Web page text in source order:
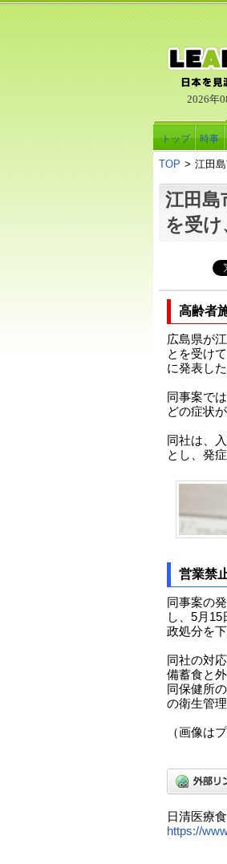
2026年
トップ 時事
TOP > 江田
江田島
を受
高齢者
広島県が
とを受け
に発表した
同事案で
どの症状
同社は、
とし、発
営業禁
同事案の
し、5月
政処分を下
同社の対
備蓄食と
同保健所
の衛生管
（画像は
日清医療
https://